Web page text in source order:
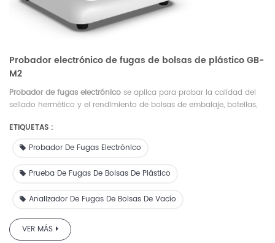
Probador electrónico de fugas de bolsas de plástico GB-
M2
Probador de fugas electrónico se aplica para probar la calidad del
sellado hermético y el rendimiento de bolsas de embalaje, botellas,
farmacéuticos, cuidado personal, etc.
ETIQUETAS :
Probador De Fugas Electrónico
Prueba De Fugas De Bolsas De Plástico
Analizador De Fugas De Bolsas De Vacío
VER MÁS